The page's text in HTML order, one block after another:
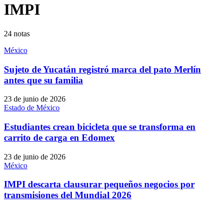
IMPI
24 notas
México
Sujeto de Yucatán registró marca del pato Merlín
antes que su familia
23 de junio de 2026
Estado de México
Estudiantes crean bicicleta que se transforma en
carrito de carga en Edomex
23 de junio de 2026
México
IMPI descarta clausurar pequeños negocios por
transmisiones del Mundial 2026